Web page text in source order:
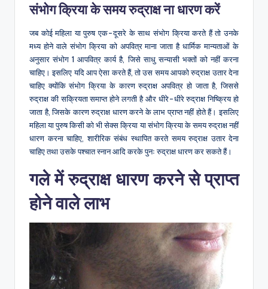
संभोग क्रिया के समय रुद्राक्ष ना धारण करें
जब कोई महिला या पुरुष एक-दूसरे के साथ संभोग क्रिया करते हैं तो उनके
मध्य होने वाले संभोग क्रिया को अपवित्र माना जाता है धार्मिक मान्यताओं के
अनुसार संभोग 1 आपवित्र कार्य है, जिसे साधु सन्यासी भक्तों को नहीं करना
चाहिए। इसलिए यदि आप ऐसा करते हैं, तो उस समय आपको रुद्राक्ष उतार देना
चाहिए क्योंकि संभोग क्रिया के कारण रुद्राक्ष अपवित्र हो जाता है, जिससे
रुद्राक्ष की सक्रियता समाप्त होने लगती है और धीरे-धीरे रुद्राक्ष निष्क्रिय हो
जाता है, जिसके कारण रुद्राक्ष धारण करने के लाभ प्राप्त नहीं होते हैं। इसलिए
महिला या पुरुष किसी को भी सेक्स क्रिया या संभोग क्रिया के समय रुद्राक्ष नहीं
धारण करना चाहिए, शारीरिक संबंध स्थापित करते समय रुद्राक्ष उतार देना
चाहिए तथा उसके पश्चात स्नान आदि करके पुनः रुद्राक्ष धारण कर सकते हैं।
गले में रुद्राक्ष धारण करने से प्राप्त
होने वाले लाभ